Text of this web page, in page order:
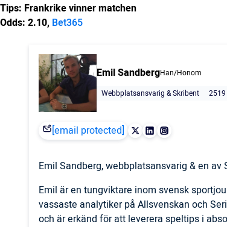
Tips: Frankrike vinner matchen
Odds: 2.10, Bet365
Emil SandbergHan/Honom
Webbplatsansvarig & Skribent
[email protected]
Emil Sandberg, webbplatsansvarig & en
Emil är en tungviktare inom svensk
vassaste analytiker på Allsvenskan och
och är erkänd för att leverera speltips i